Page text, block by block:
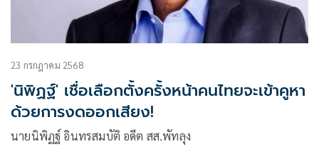
23 กรกฎาคม 2568
'นิพิฏฐ์' เชื่อเลือกตั้งครั้งหน้าคนไทยจะเข้าคูหา
ด้วยการงดออกเสียง!
นายนิพิฏฐ์ อินทรสมบัติ อดีต สส.พัทลุง